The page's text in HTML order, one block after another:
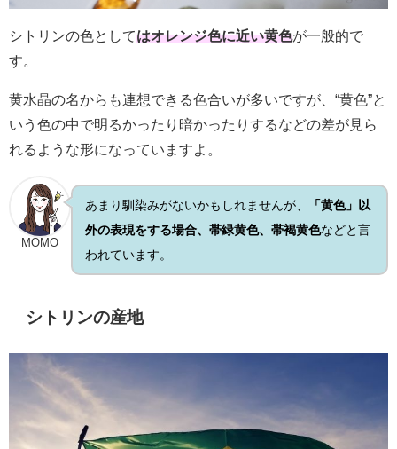
シトリンの色としてはオレンジ色に近い黄色が一般的で
す。
黄水晶の名からも連想できる色合いが多いですが、“黄色”と
いう色の中で明るかったり暗かったりするなどの差が見ら
れるような形になっていますよ。
MOMO
あまり馴染みがないかもしれませんが、
「黄色」以
外の表現をする場合、帯緑黄色、帯褐黄色などと言
われています。
シトリンの産地